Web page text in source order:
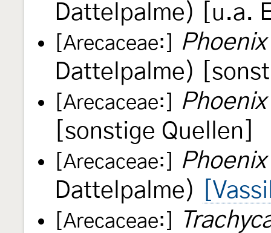
Dattelpalme) [u.a.
[Arecaceae:]
Dattelpalme)
[Arecaceae:]
[sonstige Quellen]
[Arecaceae:]
Dattelpalme)
[Arecaceae:]